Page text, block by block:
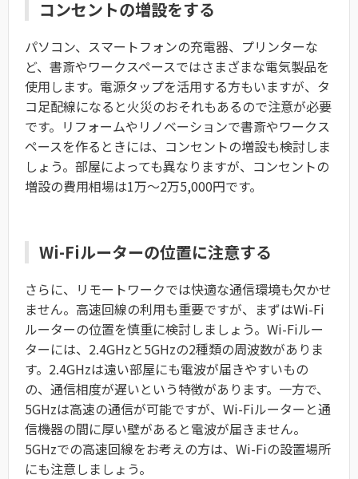
コンセントの増設をする
パソコン、スマートフォンの充電器、プリンターな
ど、書斎やワークスペースではさまざまな電気製品を
使用します。電源タップを活用する方もいますが、タ
コ足配線になると火災のおそれもあるので注意が必要
です。リフォームやリノベーションで書斎やワークス
ペースを作るときには、コンセントの増設も検討しま
しょう。部屋によっても異なりますが、コンセントの
増設の費用相場は1万～2万5,000円です。
Wi-Fiルーターの位置に注意する
さらに、リモートワークでは快適な通信環境も欠かせ
ません。高速回線の利用も重要ですが、まずはWi-Fi
ルーターの位置を慎重に検討しましょう。Wi-Fiルー
ターには、2.4GHzと5GHzの2種類の周波数がありま
す。2.4GHzは遠い部屋にも電波が届きやすいもの
の、通信相度が遅いという特徴があります。一方で、
5GHzは高速の通信が可能ですが、Wi-Fiルーターと通
信機器の間に厚い壁があると電波が届きません。
5GHzでの高速回線をお考えの方は、Wi-Fiの設置場所
にも注意しましょう。